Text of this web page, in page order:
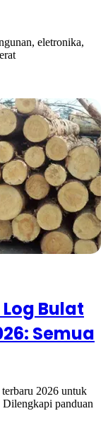
eletronika,
Bulat
Semua
2026 untuk
panduan